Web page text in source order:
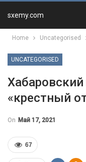
sxemy.com
Home Uncategorised
UNCATEGORISED
Хабаровский
«крестный
On Май 17, 2021
67